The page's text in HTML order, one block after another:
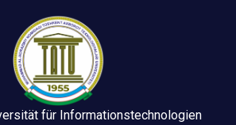
für Informationstechnologien